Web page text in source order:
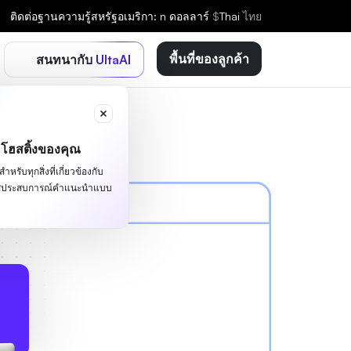
ติดต่อฐานความรู้สหรัฐอเมริกา: n ดอลลาร์ $Thaiไทย
สนทนากับ UltaAI
ฮสติ้งของคุณ
หรับทุกสิ่งที่เกี่ยวข้องกับ
ประสบการณ์คำแนะนำแบบ
พื้นที่ของลูกค้า